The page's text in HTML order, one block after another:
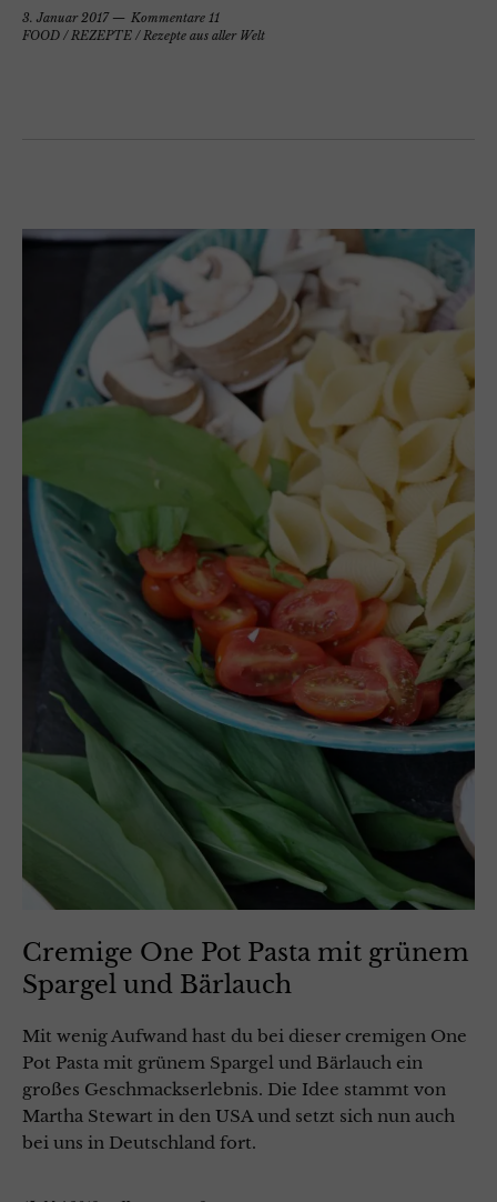
3. Januar 2017
Kommentare 11
FOOD /REZEPTE /Rezepte aus aller Welt
Cremige One Pot Pasta mit grünem
Spargel und Bärlauch
Mit wenig Aufwand hast du bei dieser cremigen One
Pot Pasta mit grünem Spargel und Bärlauch ein
großes Geschmackserlebnis. Die Idee stammt von
Martha Stewart in den USA und setzt sich nun auch
bei uns in Deutschland fort.